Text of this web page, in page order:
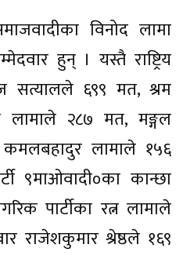
विनोद लामा
हुन् । यस्तै राष्ट्रिय
सत्यालले ६९९ मत, श्रम
लामाले २८७ मत, मङ्गल
लामाले १५६
९माओवादी०का कान्छा
पार्टीका रत्न लामाले
राजेशकुमार श्रेष्ठले १६९